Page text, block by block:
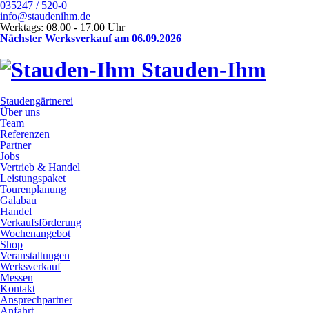
035247 / 520-0
info@staudenihm.de
Werktags: 08.00 - 17.00 Uhr
Nächster Werksverkauf am 06.09.2026
Stauden-Ihm
Staudengärtnerei
Über uns
Team
Referenzen
Partner
Jobs
Vertrieb & Handel
Leistungspaket
Tourenplanung
Galabau
Handel
Verkaufsförderung
Wochenangebot
Shop
Veranstaltungen
Werksverkauf
Messen
Kontakt
Ansprechpartner
Anfahrt